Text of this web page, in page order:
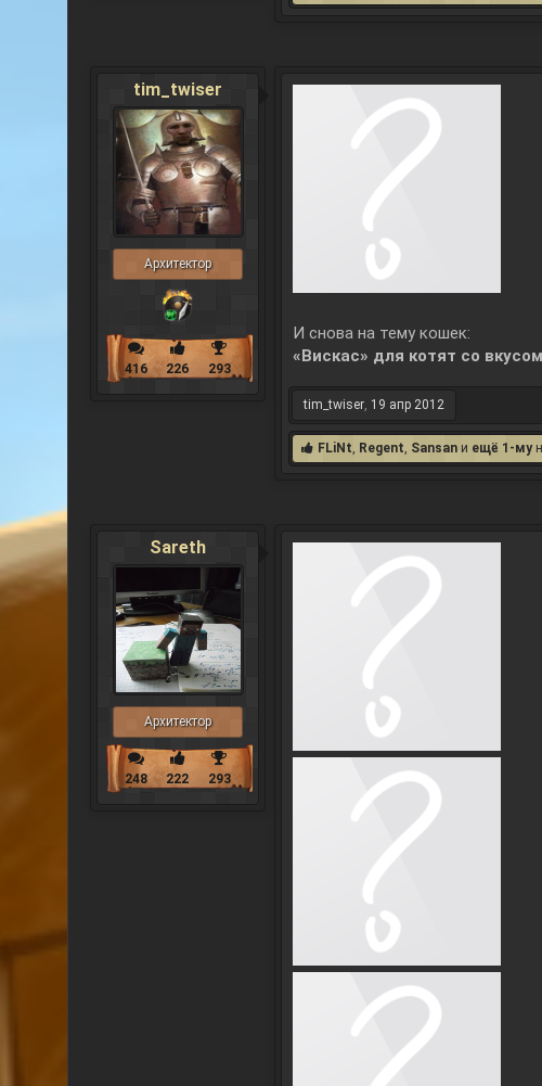
tim_twiser
Архитектор
416 226 293
И снова на тему кошек:
«Вискас» для котят со
tim_twiser, 19 апр 2012
FLiNt, Regent, Sansan и ещё 1-му
Sareth
Архитектор
248 222 293